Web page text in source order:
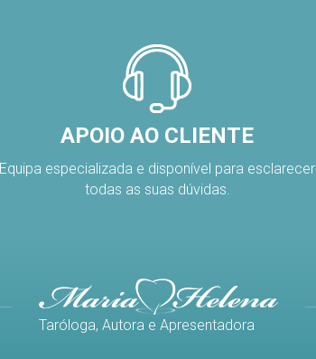
APOIO AO CLIENTE
Equipa especializada e disponível para esclarecer
todas as suas dúvidas.
Taróloga, Autora e Apresentadora